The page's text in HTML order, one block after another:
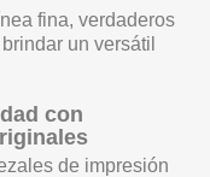
fina, verdaderos
un versátil
con
de impresión